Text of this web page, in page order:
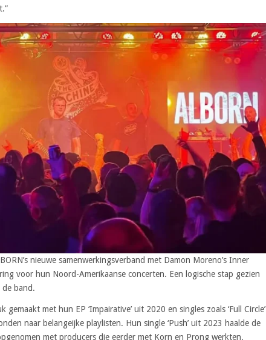
nieuwe samenwerkingsverband met Damon Moreno’s Inner
voor hun Noord-Amerikaanse concerten. Een logische stap gezien
band.
met hun EP ‘Impairative’ uit 2020 en singles zoals ‘Full Circle’
naar belangeijke playlisten. Hun single ‘Push’ uit 2023 haalde de
met producers die eerder met Korn en Prong werkten.